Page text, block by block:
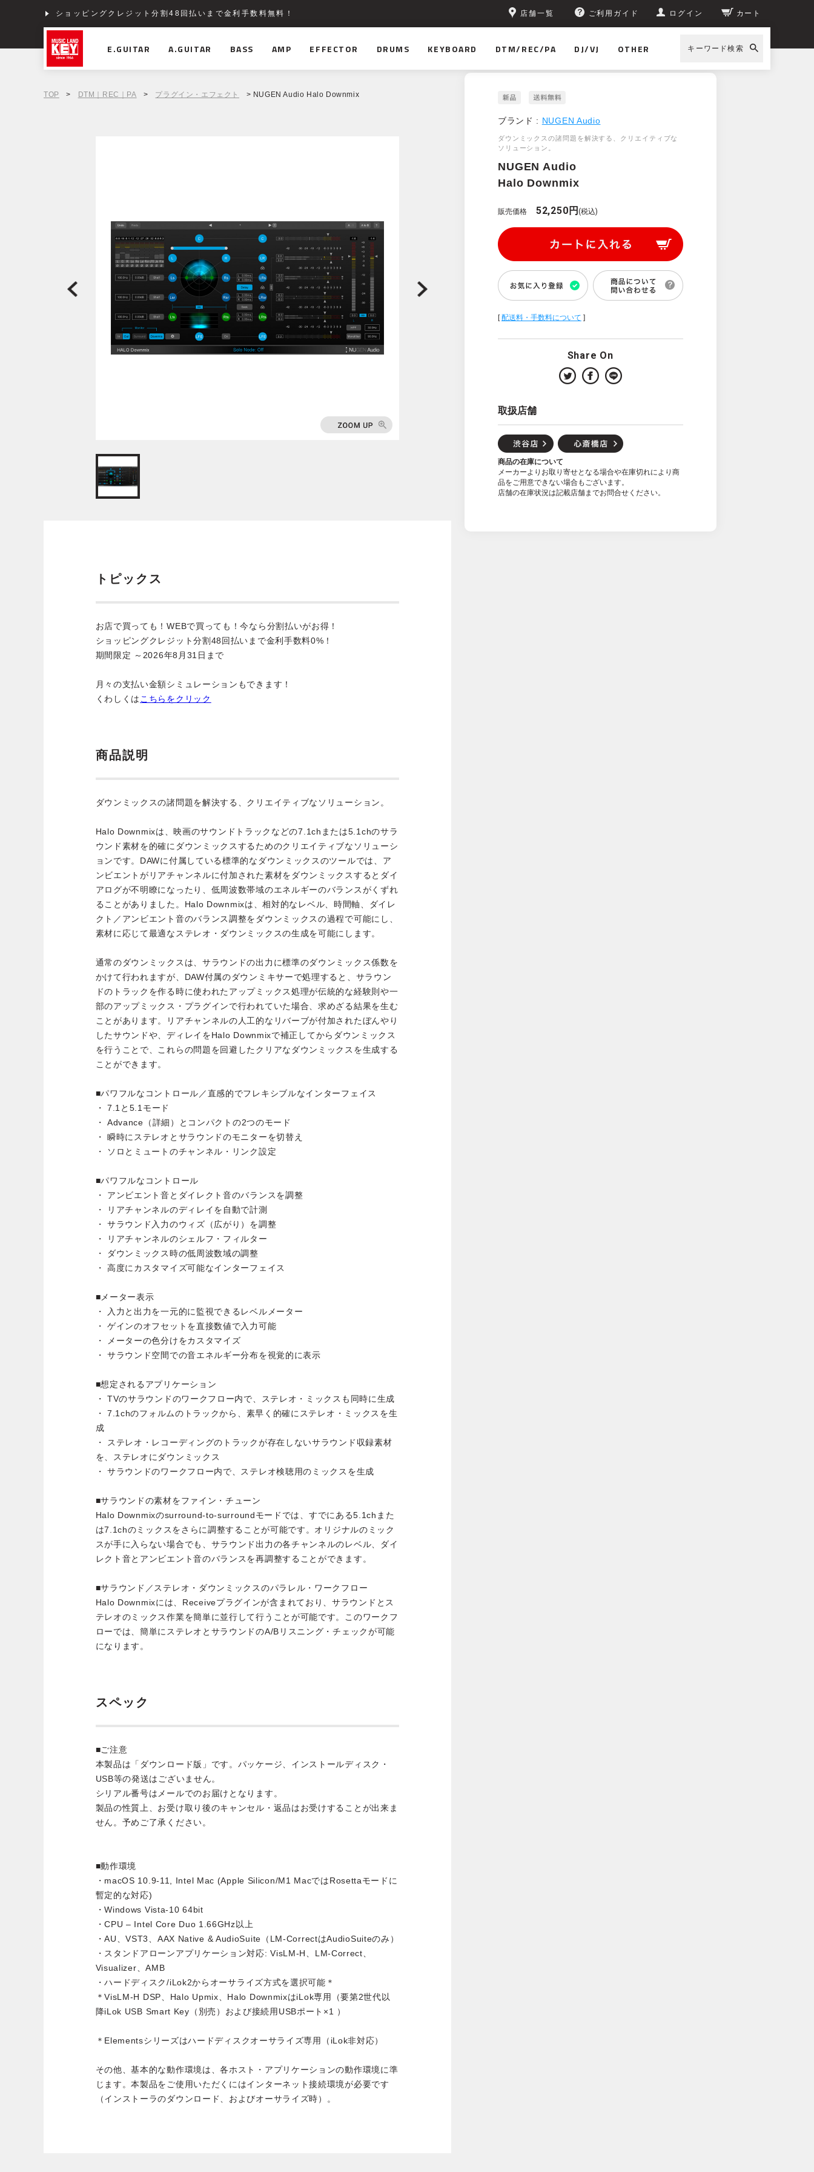
ショッピングクレジット分割48回払いまで金利手数料無料！ 店舗一覧 ご利用ガイド ログイン カート
E.GUITAR A.GUITAR BASS AMP EFFECTOR DRUMS KEYBOARD DTM/REC/PA DJ/VJ OTHER キーワード検索
TOP > DTM｜REC｜PA > プラグイン・エフェクト > NUGEN Audio Halo Downmix
ブランド : NUGEN Audio
ダウンミックスの諸問題を解決する、クリエイティブな
ソリューション。
NUGEN Audio
Halo Downmix
販売価格 52,250円(税込)
[配送料・手数料について ]
Share On
取扱店舗
商品の在庫について
メーカーよりお取り寄せとなる場合や在庫切れにより商
品をご用意できない場合もございます。
店舗の在庫状況は記載店舗までお問合せください。
トピックス
お店で買っても！WEBで買っても！今なら分割払いがお得！
ショッピングクレジット分割48回払いまで金利手数料0%！
期間限定 ～2026年8月31日まで
月々の支払い金額シミュレーションもできます！
くわしくは こちらをクリック
商品説明
ダウンミックスの諸問題を解決する、クリエイティブなソリューション。
Halo Downmixは、映画のサウンドトラックなどの7.1chまたは5.1chのサラ
ウンド素材を的確にダウンミックスするためのクリエイティブなソリューシ
ョンです。DAWに付属している標準的なダウンミックスのツールでは、ア
ンビエントがリアチャンネルに付加された素材をダウンミックスするとダイ
アログが不明瞭になったり、低周波数帯域のエネルギーのバランスがくずれ
ることがありました。Halo Downmixは、相対的なレベル、時間軸、ダイレ
クト／アンビエント音のバランス調整をダウンミックスの過程で可能にし、
素材に応じて最適なステレオ・ダウンミックスの生成を可能にします。
通常のダウンミックスは、サラウンドの出力に標準のダウンミックス係数を
かけて行われますが、DAW付属のダウンミキサーで処理すると、サラウン
ドのトラックを作る時に使われたアップミックス処理が伝統的な経験則や一
部のアップミックス・プラグインで行われていた場合、求めざる結果を生む
ことがあります。リアチャンネルの人工的なリバーブが付加されたぼんやり
したサウンドや、ディレイをHalo Downmixで補正してからダウンミックス
を行うことで、これらの問題を回避したクリアなダウンミックスを生成する
ことができます。
■パワフルなコントロール／直感的でフレキシブルなインターフェイス
・ 7.1と5.1モード
・ Advance（詳細）とコンパクトの2つのモード
・ 瞬時にステレオとサラウンドのモニターを切替え
・ ソロとミュートのチャンネル・リンク設定
■パワフルなコントロール
・ アンビエント音とダイレクト音のバランスを調整
・ リアチャンネルのディレイを自動で計測
・ サラウンド入力のウィズ（広がり）を調整
・ リアチャンネルのシェルフ・フィルター
・ ダウンミックス時の低周波数域の調整
・ 高度にカスタマイズ可能なインターフェイス
■メーター表示
・ 入力と出力を一元的に監視できるレベルメーター
・ ゲインのオフセットを直接数値で入力可能
・ メーターの色分けをカスタマイズ
・ サラウンド空間での音エネルギー分布を視覚的に表示
■想定されるアプリケーション
・ TVのサラウンドのワークフロー内で、ステレオ・ミックスも同時に生成
・ 7.1chのフォルムのトラックから、素早く的確にステレオ・ミックスを生
成
・ ステレオ・レコーディングのトラックが存在しないサラウンド収録素材
を、ステレオにダウンミックス
・ サラウンドのワークフロー内で、ステレオ検聴用のミックスを生成
■サラウンドの素材をファイン・チューン
Halo Downmixのsurround-to-surroundモードでは、すでにある5.1chまた
は7.1chのミックスをさらに調整することが可能です。オリジナルのミック
スが手に入らない場合でも、サラウンド出力の各チャンネルのレベル、ダイ
レクト音とアンビエント音のバランスを再調整することができます。
■サラウンド／ステレオ・ダウンミックスのパラレル・ワークフロー
Halo Downmixには、Receiveプラグインが含まれており、サラウンドとス
テレオのミックス作業を簡単に並行して行うことが可能です。このワークフ
ローでは、簡単にステレオとサラウンドのA/Bリスニング・チェックが可能
になります。
スペック
■ご注意
本製品は「ダウンロード版」です。パッケージ、インストールディスク・
USB等の発送はございません。
シリアル番号はメールでのお届けとなります。
製品の性質上、お受け取り後のキャンセル・返品はお受けすることが出来ま
せん。予めご了承ください。
■動作環境
・macOS 10.9-11, Intel Mac (Apple Silicon/M1 MacではRosettaモードに
暫定的な対応)
・Windows Vista-10 64bit
・CPU – Intel Core Duo 1.66GHz以上
・AU、VST3、AAX Native & AudioSuite（LM-CorrectはAudioSuiteのみ）
・スタンドアローンアプリケーション対応: VisLM-H、LM-Correct、
Visualizer、AMB
・ハードディスク/iLok2からオーサライズ方式を選択可能＊
＊VisLM-H DSP、Halo Upmix、Halo DownmixはiLok専用（要第2世代以
降iLok USB Smart Key（別売）および接続用USBポート×1 ）
＊Elementsシリーズはハードディスクオーサライズ専用（iLok非対応）
その他、基本的な動作環境は、各ホスト・アプリケーションの動作環境に準
じます。本製品をご使用いただくにはインターネット接続環境が必要です
（インストーラのダウンロード、およびオーサライズ時）。